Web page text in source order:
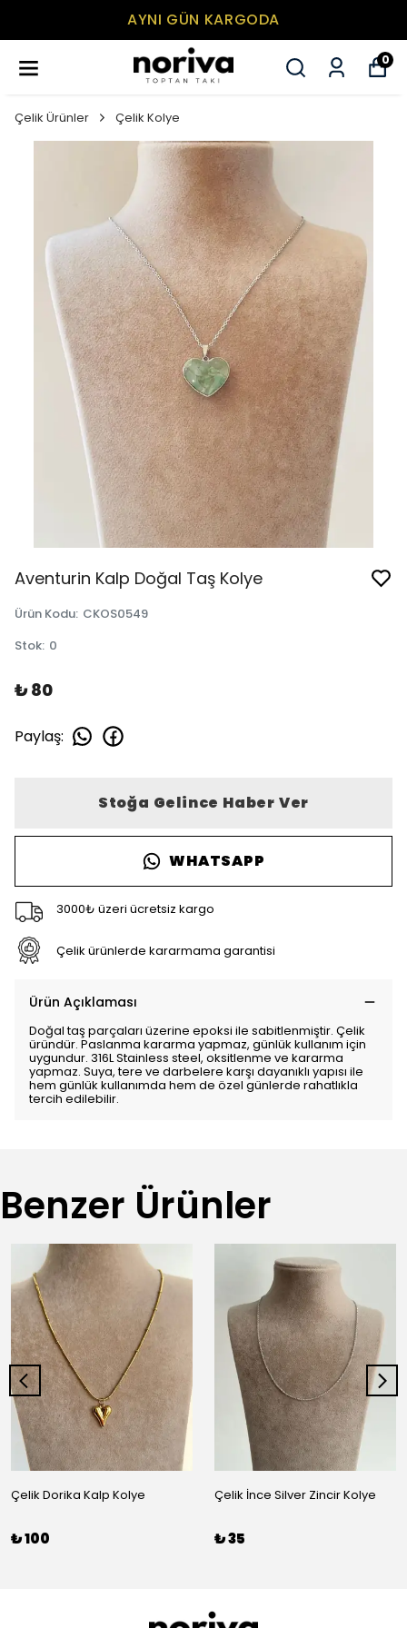
AYNI GÜN KARGODA
0
Çelik Ürünler Çelik Kolye
Aventurin Kalp Doğal Taş Kolye
Ürün Kodu: CKOS0549
Stok: 0
₺ 80
Paylaş:
Stoğa Gelince Haber Ver
WHATSAPP
3000₺ üzeri ücretsiz kargo
Çelik ürünlerde kararmama garantisi
Ürün Açıklaması
Doğal taş parçaları üzerine epoksi ile sabitlenmiştir. Çelik
üründür. Paslanma kararma yapmaz, günlük kullanım için
uygundur. 316L Stainless steel, oksitlenme ve kararma
yapmaz. Suya, tere ve darbelere karşı dayanıklı yapısı ile
hem günlük kullanımda hem de özel günlerde rahatlıkla
tercih edilebilir.
Benzer Ürünler
Çelik Dorika Kalp Kolye
₺ 100
Çelik İnce Silver Zincir Kolye
₺ 35